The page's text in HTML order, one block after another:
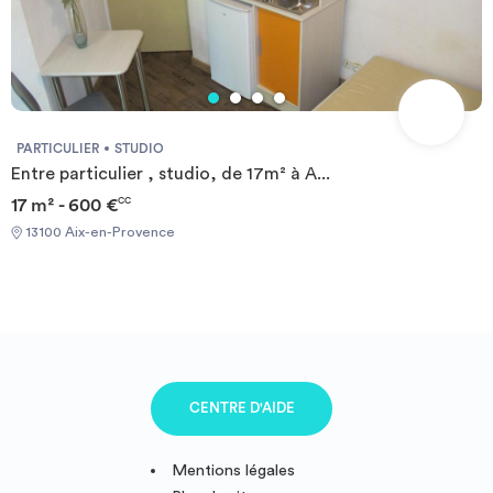
PARTICULIER STUDIO
Entre particulier , studio, de 17m² à A...
17 m² - 600 €CC
13100 Aix-en-Provence
Mentions légales
CENTRE D'AIDE